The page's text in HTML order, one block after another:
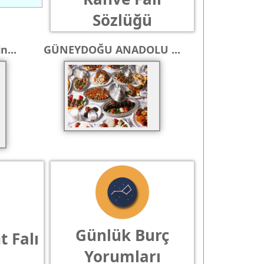
6 beğeni
2 beğeni
0 beğeni
Sözlüğü
GÜNEYDOĞU ANADOLU ...
Falı
Günlük Burç
Yorumları